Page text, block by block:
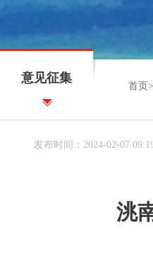
意见征集
首页 >
发布时间：2024-02-07
洮